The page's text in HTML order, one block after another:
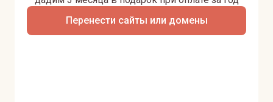
Перенести сайты или домены